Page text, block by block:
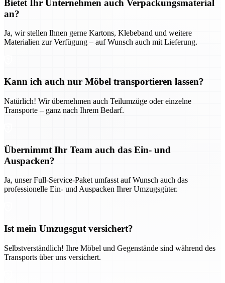
Bietet Ihr Unternehmen auch Verpackungsmaterial
an?
Ja, wir stellen Ihnen gerne Kartons, Klebeband und weitere
Materialien zur Verfügung – auf Wunsch auch mit Lieferung.
Kann ich auch nur Möbel transportieren lassen?
Natürlich! Wir übernehmen auch Teilumzüge oder einzelne
Transporte – ganz nach Ihrem Bedarf.
Übernimmt Ihr Team auch das Ein- und
Auspacken?
Ja, unser Full-Service-Paket umfasst auf Wunsch auch das
professionelle Ein- und Auspacken Ihrer Umzugsgüter.
Ist mein Umzugsgut versichert?
Selbstverständlich! Ihre Möbel und Gegenstände sind während des
Transports über uns versichert.